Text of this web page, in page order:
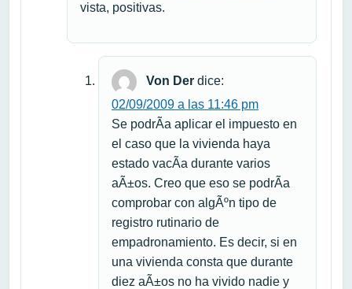
vista, positivas.
Von Der dice:
02/09/2009 a las 11:46 pm
Se podrÃ­a aplicar el impuesto en
el caso que la vivienda haya
estado vacÃ­a durante varios
aÃ±os. Creo que eso se podrÃ­a
comprobar con algÃºn tipo de
registro rutinario de
empadronamiento. Es decir, si en
una vivienda consta que durante
diez aÃ±os no ha vivido nadie y